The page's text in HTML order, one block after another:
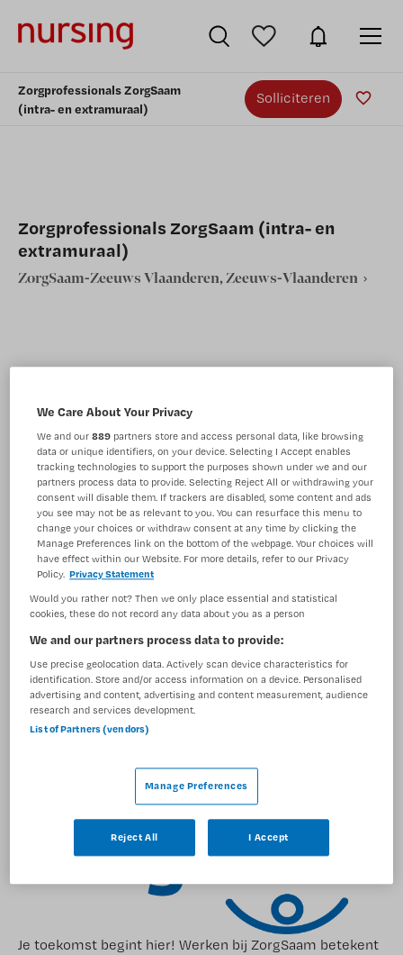
Zorgprofessionals ZorgSaam
(intra- en extramuraal)
Solliciteren
Zorgprofessionals ZorgSaam (intra- en
extramuraal)
ZorgSaam-Zeeuws Vlaanderen, Zeeuws-Vlaanderen
Verpleegkunde
BRANCHE
Onbekend
AANSTELLING
Niet nader bepaald
PLAATSINGSDATUM
18 mei 2025
NIVEAU
MBO
ERVARING
Niet nader bepaald
DIENSTVERBAND
Vacature niet beschikbaar
Deze vacature Zorgprofessionals ZorgSaam (intra- en
extramuraal) bij ZorgSaam-Zeeuws Vlaanderen is niet
meer actueel. Hieronder staan enkele vergelijkbare
vacatures die voor u wellicht interessant zijn.
Je toekomst begint hier! Werken bij ZorgSaam betekent
We Care About Your Privacy
We and our889 partners store and access personal data, like browsing
data or unique identifiers, on your device. Selecting I Accept enables
tracking technologies to support the purposes shown under we and our
partners process data to provide. Selecting Reject All or withdrawing your
consent will disable them. If trackers are disabled, some content and ads
you see may not be as relevant to you. You can resurface this menu to
change your choices or withdraw consent at any time by clicking the
Manage Preferences link on the bottom of the webpage. Your choices will
have effect within our Website. For more details, refer to our Privacy
Policy. Privacy Statement
Would you rather not? Then we only place essential and statistical
cookies, these do not record any data about you as a person
We and our partners process data to provide:
Use precise geolocation data. Actively scan device characteristics for
identification. Store and/or access information on a device. Personalised
advertising and content, advertising and content measurement, audience
research and services development.
List of Partners (vendors)
Manage Preferences
Reject All I Accept